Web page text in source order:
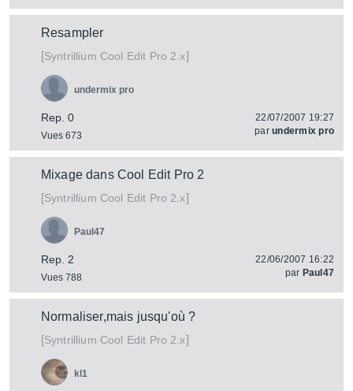
Resampler
[Syntrillium Cool Edit Pro 2.x]
Rep. 0
Vues 673
undermix pro
22/07/2007 19:27
parundermix pro
Mixage dans Cool Edit Pro 2
[Syntrillium Cool Edit Pro 2.x]
Rep. 2
Vues 788
Paul47
22/06/2007 16:22
par Paul47
Normaliser,mais jusqu'où ?
[Syntrillium Cool Edit Pro 2.x]
kl1